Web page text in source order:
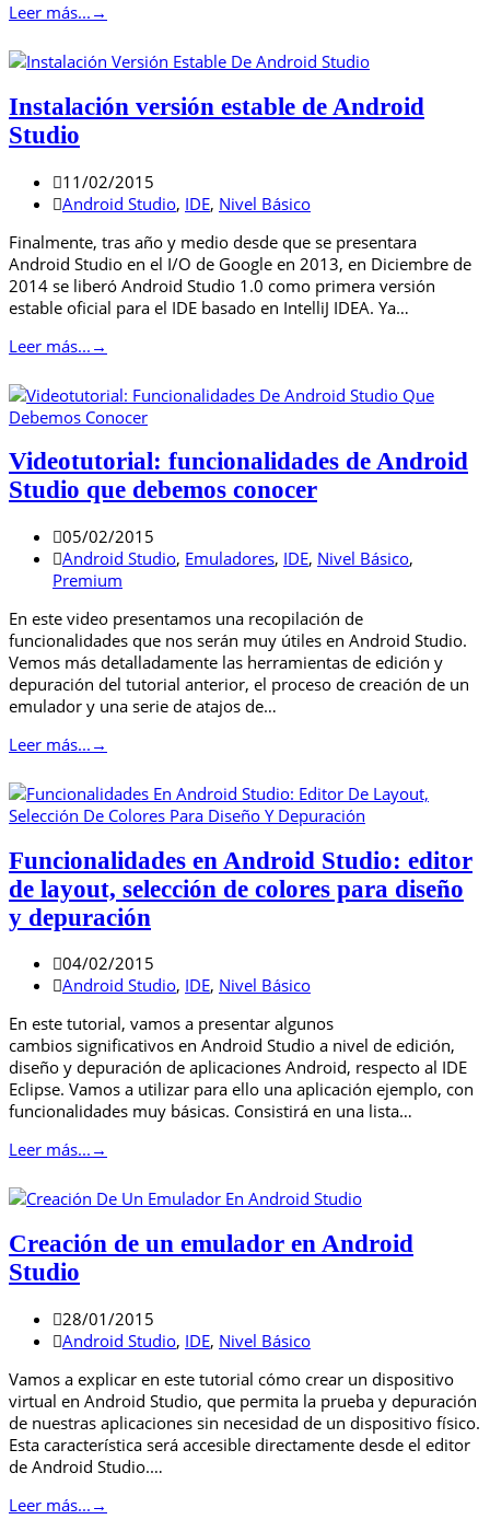
Leer más... →
Instalación versión estable de Android
Studio
11/02/2015
Android Studio, IDE, Nivel Básico
Finalmente, tras año y medio desde que se presentara
Android Studio en el I/O de Google en 2013, en Diciembre de
2014 se liberó Android Studio 1.0 como primera versión
estable oficial para el IDE basado en IntelliJ IDEA. Ya…
Leer más... →
Videotutorial: funcionalidades de Android
Studio que debemos conocer
05/02/2015
Android Studio, Emuladores, IDE, Nivel Básico,
Premium
En este video presentamos una recopilación de
funcionalidades que nos serán muy útiles en Android Studio.
Vemos más detalladamente las herramientas de edición y
depuración del tutorial anterior, el proceso de creación de un
emulador y una serie de atajos de…
Leer más... →
Funcionalidades en Android Studio: editor
de layout, selección de colores para diseño
y depuración
04/02/2015
Android Studio, IDE, Nivel Básico
En este tutorial, vamos a presentar algunos
cambios significativos en Android Studio a nivel de edición,
diseño y depuración de aplicaciones Android, respecto al IDE
Eclipse. Vamos a utilizar para ello una aplicación ejemplo, con
funcionalidades muy básicas. Consistirá en una lista…
Leer más... →
Creación de un emulador en Android
Studio
28/01/2015
Android Studio, IDE, Nivel Básico
Vamos a explicar en este tutorial cómo crear un dispositivo
virtual en Android Studio, que permita la prueba y depuración
de nuestras aplicaciones sin necesidad de un dispositivo físico.
Esta característica será accesible directamente desde el editor
de Android Studio.…
Leer más... →